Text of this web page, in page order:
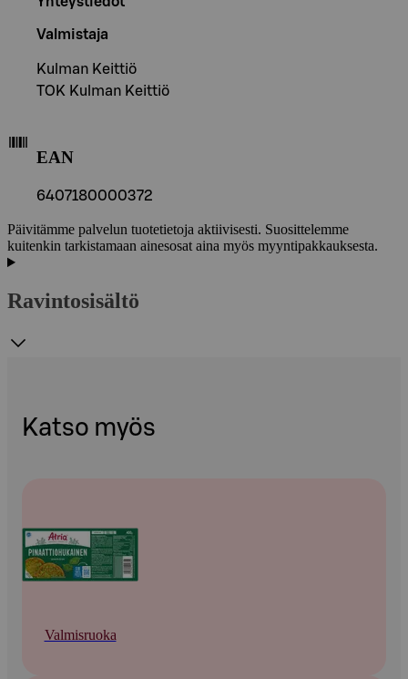
Valmistaja
Kulman Keittiö
TOK Kulman Keittiö
EAN
6407180000372
Päivitämme palvelun tuotetietoja aktiivisesti. Suosittelemme
kuitenkin tarkistamaan ainesosat aina myös myyntipakkauksesta.
Ravintosisältö
Katso myös
Valmisruoka